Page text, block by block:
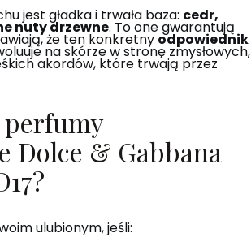
jest gładka i trwała baza: cedr,
nuty drzewne. To one gwarantują
że ten konkretny odpowiednik
na skórze w stronę zmysłowych,
akordów, które trwają przez
perfumy
Dolce & Gabbana
ulubionym, jeśli: